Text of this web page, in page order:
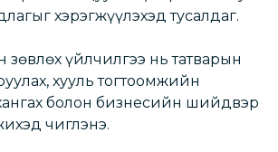
хэрэгжүүлэхэд тусалдаг.
зөвлөх үйлчилгээ нь татварын
хууль тогтоомжийн
болон бизнесийн шийдвэр
чиглэнэ.